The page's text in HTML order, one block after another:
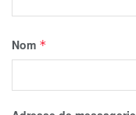
Nom *